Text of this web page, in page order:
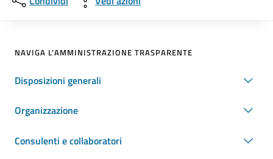
NAVIGA L'AMMINISTRAZIONE TRASPARENTE
Disposizioni generali
Organizzazione
Consulenti e collaboratori